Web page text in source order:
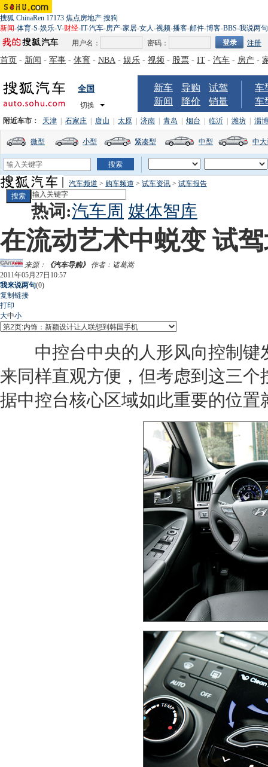
搜狐 ChinaRen 17173 焦点房地产 搜狗
新闻-体育-S-娱乐-V-财经-IT-汽车-房产-家居-女人-视频-播客-邮件-博客-BBS-我说两句
用户名：
密码： 注册
首页 - 新闻 - 军事 - 体育 - NBA - 娱乐 - 视频 - 股票 - IT - 汽车 - 房产 -
全国
切换
新车 导购
试驾
新闻
降价 销量
车
车
附近车市： 天津 石家庄 唐山 太原 济南 青岛 烟台 临沂 潍坊 淄博
微型 小型 紧凑型 中型 中
汽车频道 > 购车频道 > 试车资讯 > 试车报告
热词:汽车周 媒体智库
在流动艺术中蜕变 试
来源： 《汽车导购》
作者：诸葛嵩
2011年05月27日10:57
我来说两句(0)
复制链接
打印
大中小
中控台中央的人形风向控制键
来同样直观方便，但考虑到这三
据中控台核心区域如此重要的位